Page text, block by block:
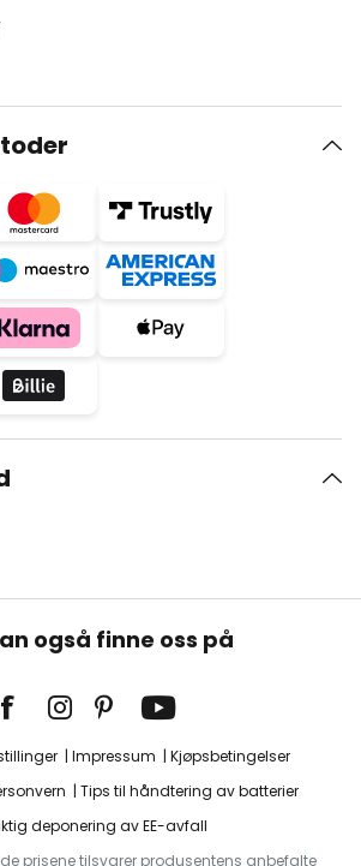
også finne oss på
Impressum
Kjøpsbetingelser
Tips til håndtering av batterier
deponering av EE-avfall
prisene tilsvarer produsentens anbefalte